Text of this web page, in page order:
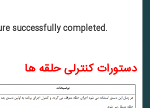
successfully completed.
دستورات کنترلی حلقه ها